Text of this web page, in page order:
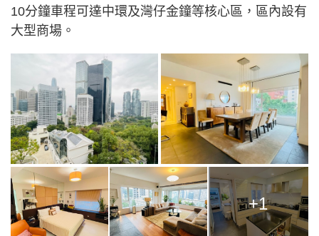
10分鐘車程可達中環及灣仔金鐘等核心區，區內設有
大型商場。
+1